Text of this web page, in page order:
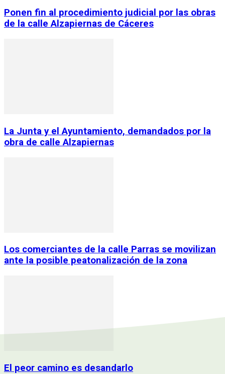
Ponen fin al procedimiento judicial por las obras
de la calle Alzapiernas de Cáceres
La Junta y el Ayuntamiento, demandados por la
obra de calle Alzapiernas
Los comerciantes de la calle Parras se movilizan
ante la posible peatonalización de la zona
El peor camino es desandarlo